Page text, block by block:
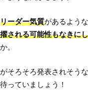
リーダー気質があるよう
される可能性もなきに
。
そろそろ発表されそう
っていましょう！